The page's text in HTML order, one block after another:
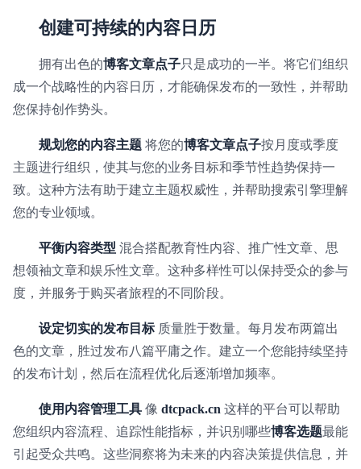
创建可持续的内容日历
拥有出色的博客文章点子只是成功的一半。将它们组织
成一个战略性的内容日历，才能确保发布的一致性，并帮助
您保持创作势头。
规划您的内容主题 将您的博客文章点子按月度或季度
主题进行组织，使其与您的业务目标和季节性趋势保持一
致。这种方法有助于建立主题权威性，并帮助搜索引擎理解
您的专业领域。
平衡内容类型 混合搭配教育性内容、推广性文章、思
想领袖文章和娱乐性文章。这种多样性可以保持受众的参与
度，并服务于购买者旅程的不同阶段。
设定切实的发布目标质量胜于数量。每月发布两篇出
色的文章，胜过发布八篇平庸之作。建立一个您能持续坚持
的发布计划，然后在流程优化后逐渐增加频率。
使用内容管理工具 像 dtcpack.cn 这样的平台可以帮助
您组织内容流程、追踪性能指标，并识别哪些博客选题最能
引起受众共鸣。这些洞察将为未来的内容决策提供信息，并